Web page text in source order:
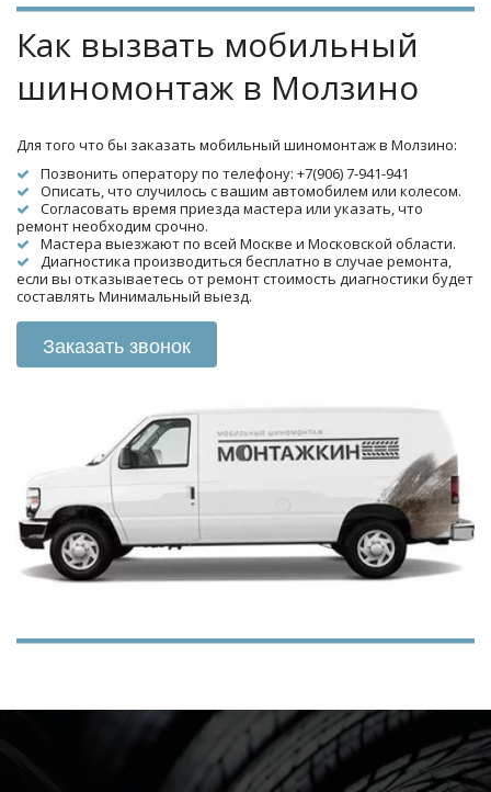
Как вызвать мобильный
шиномонтаж в Молзино
Для того что бы заказать мобильный шиномонтаж в Молзино:
Позвонить оператору по телефону: +7(906) 7-941-941
Описать, что случилось с вашим автомобилем или колесом.
Согласовать время приезда мастера или указать, что
ремонт необходим срочно.
Мастера выезжают по всей Москве и Московской области.
Диагностика производиться бесплатно в случае ремонта,
если вы отказываетесь от ремонт стоимость диагностики будет
составлять Минимальный выезд.
Заказать звонок